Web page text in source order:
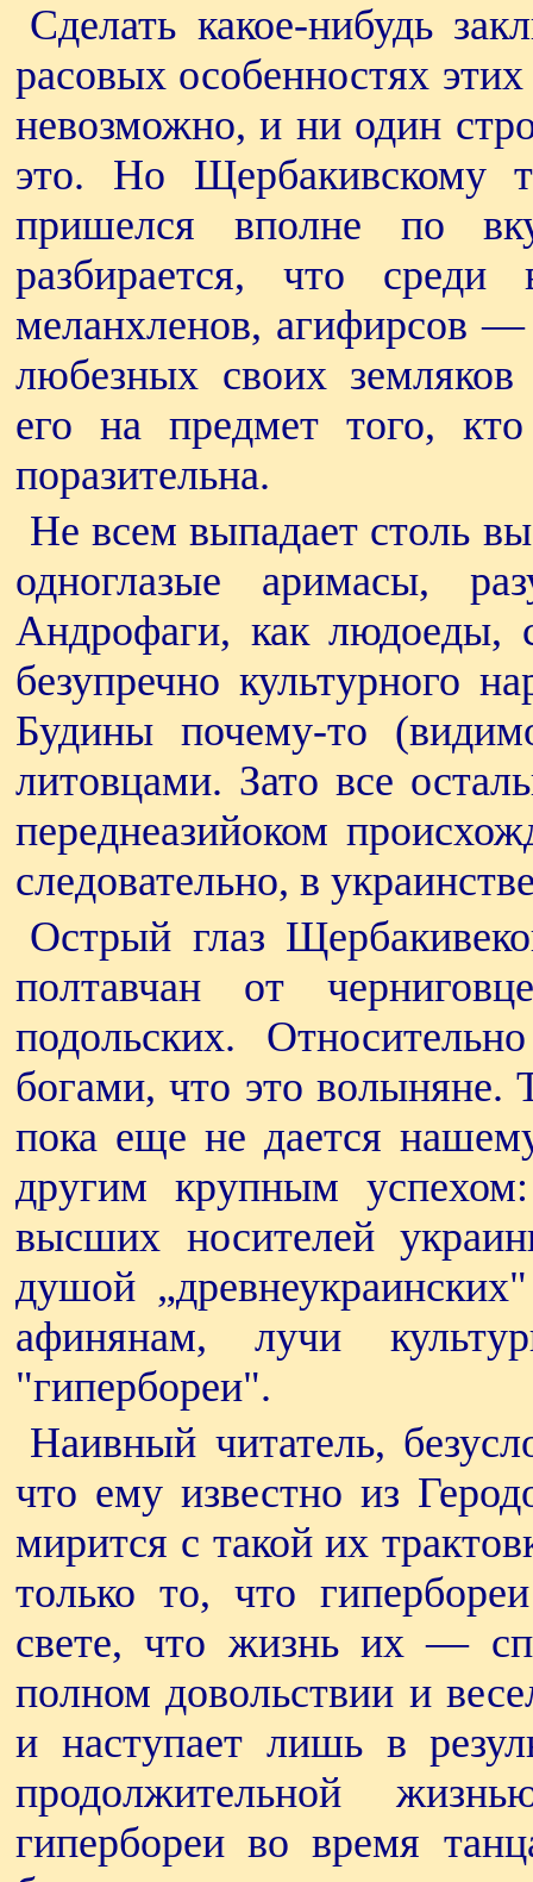
Сделать какое-нибудь
расовых особенностях
невозможно, и ни один
это. Но Щербакивскому
пришелся вполне по
разбирается, что среди
меланхленов, агифирсов —
любезных своих
его на предмет того,
поразительна.
Не всем выпадает столь
одноглазые аримасы,
Андрофаги, как людоеды,
безупречно культурного
Будины почему-то
литовцами. Зато все
переднеазийоком
следовательно, в
Острый глаз
полтавчан от
подольских.
богами, что это волыняне.
пока еще не дается
другим крупным
высших носителей
душой
афинянам, лучи
"гипербореи".
Наивный читатель,
что ему известно из
мирится с такой их
только то, что
свете, что жизнь их —
полном довольствии и
и наступает лишь в
продолжительной
гипербореи во время